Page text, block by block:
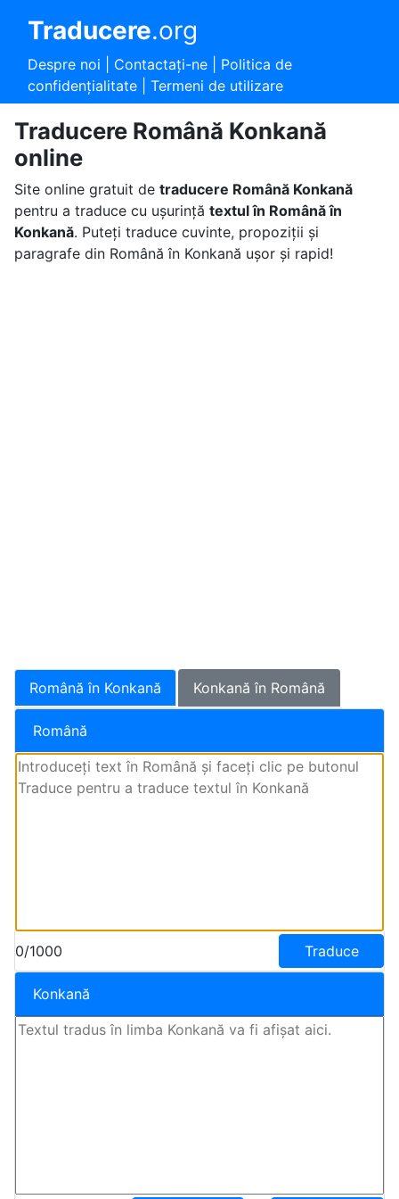
Traducere.org
Despre noi Contactaţi-ne| Politica de
confidențialitate| Termeni de utilizare
Traducere Română Konkană
online
Site online gratuit de traducere Română Konkană
pentru a traduce cu ușurință textul în Română în
Konkană. Puteți traduce cuvinte, propoziții și
paragrafe din Română în Konkană ușor și rapid!
Română în Konkană Konkană în Română
Română
0/1000 Traduce
Konkană